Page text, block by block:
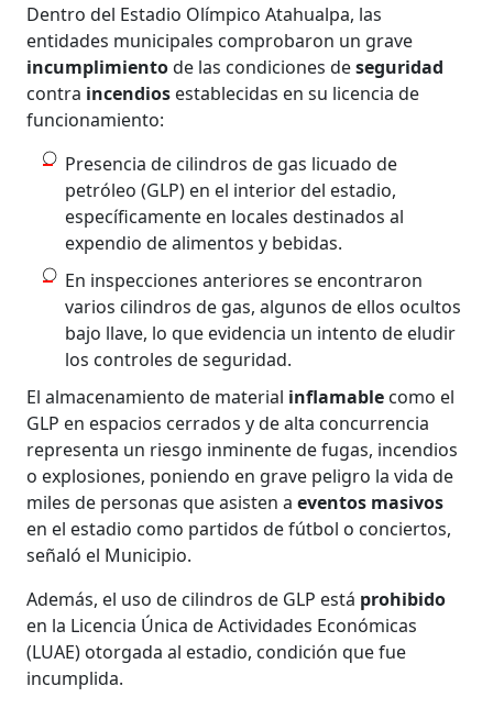
Dentro del Estadio Olímpico Atahualpa, las
entidades municipales comprobaron un grave
incumplimientode las condiciones deseguridad
contra incendios establecidas en su licencia de
funcionamiento:
Presencia de cilindros de gas licuado de
petróleo (GLP) en el interior del estadio,
específicamente en locales destinados al
expendio de alimentos y bebidas.
En inspecciones anteriores se encontraron
varios cilindros de gas, algunos de ellos ocultos
bajo llave, lo que evidencia un intento de eludir
los controles de seguridad.
El almacenamiento de material inflamable como el
GLP en espacios cerrados y de alta concurrencia
representa un riesgo inminente de fugas, incendios
o explosiones, poniendo en grave peligro la vida de
miles de personas que asisten aeventos masivos
en el estadio como partidos de fútbol o conciertos,
señaló el Municipio.
Además, el uso de cilindros de GLP está prohibido
en la Licencia Única de Actividades Económicas
(LUAE) otorgada al estadio, condición que fue
incumplida.